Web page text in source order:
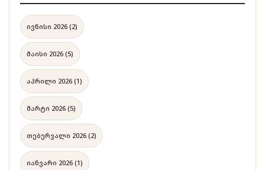
ივნისი 2026 (2)
მაისი 2026 (5)
აპრილი 2026 (1)
მარტი 2026 (5)
თებერვალი 2026 (2)
იანვარი 2026 (1)